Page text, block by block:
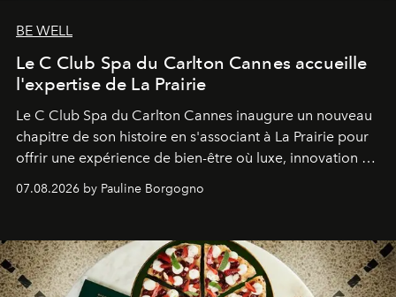
BE WELL
Le C Club Spa du Carlton Cannes accueille
l'expertise de La Prairie
Le C Club Spa du Carlton Cannes inaugure un nouveau
chapitre de son histoire en s'associant à La Prairie pour
offrir une expérience de bien-être où luxe, innovation et
07.08.2026 by Pauline Borgogno